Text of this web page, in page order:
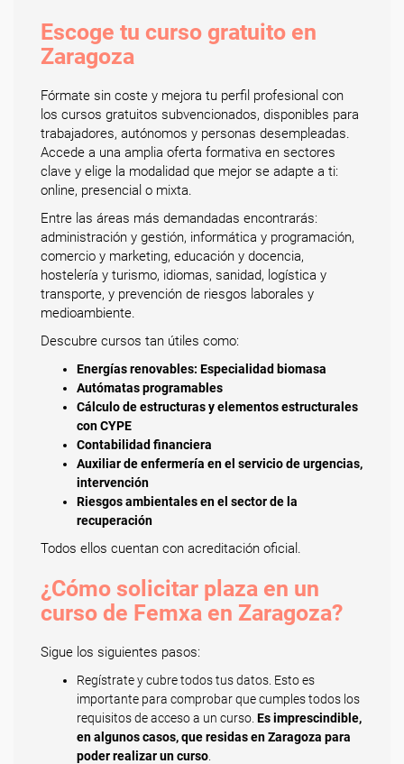
Escoge tu curso gratuito en
Zaragoza
Fórmate sin coste y mejora tu perfil profesional con
los cursos gratuitos subvencionados, disponibles para
trabajadores, autónomos y personas desempleadas.
Accede a una amplia oferta formativa en sectores
clave y elige la modalidad que mejor se adapte a ti:
online, presencial o mixta.
Entre las áreas más demandadas encontrarás:
administración y gestión, informática y programación,
comercio y marketing, educación y docencia,
hostelería y turismo, idiomas, sanidad, logística y
transporte, y prevención de riesgos laborales y
medioambiente.
Descubre cursos tan útiles como:
Energías renovables: Especialidad biomasa
Autómatas programables
Cálculo de estructuras y elementos estructurales
con CYPE
Contabilidad financiera
Auxiliar de enfermería en el servicio de urgencias,
intervención
Riesgos ambientales en el sector de la
recuperación
Todos ellos cuentan con acreditación oficial.
¿Cómo solicitar plaza en un
curso de Femxa en Zaragoza?
Sigue los siguientes pasos:
Regístrate y cubre todos tus datos. Esto es
importante para comprobar que cumples todos los
requisitos de acceso a un curso. Es imprescindible,
en algunos casos, que residas en Zaragoza para
poder realizar un curso